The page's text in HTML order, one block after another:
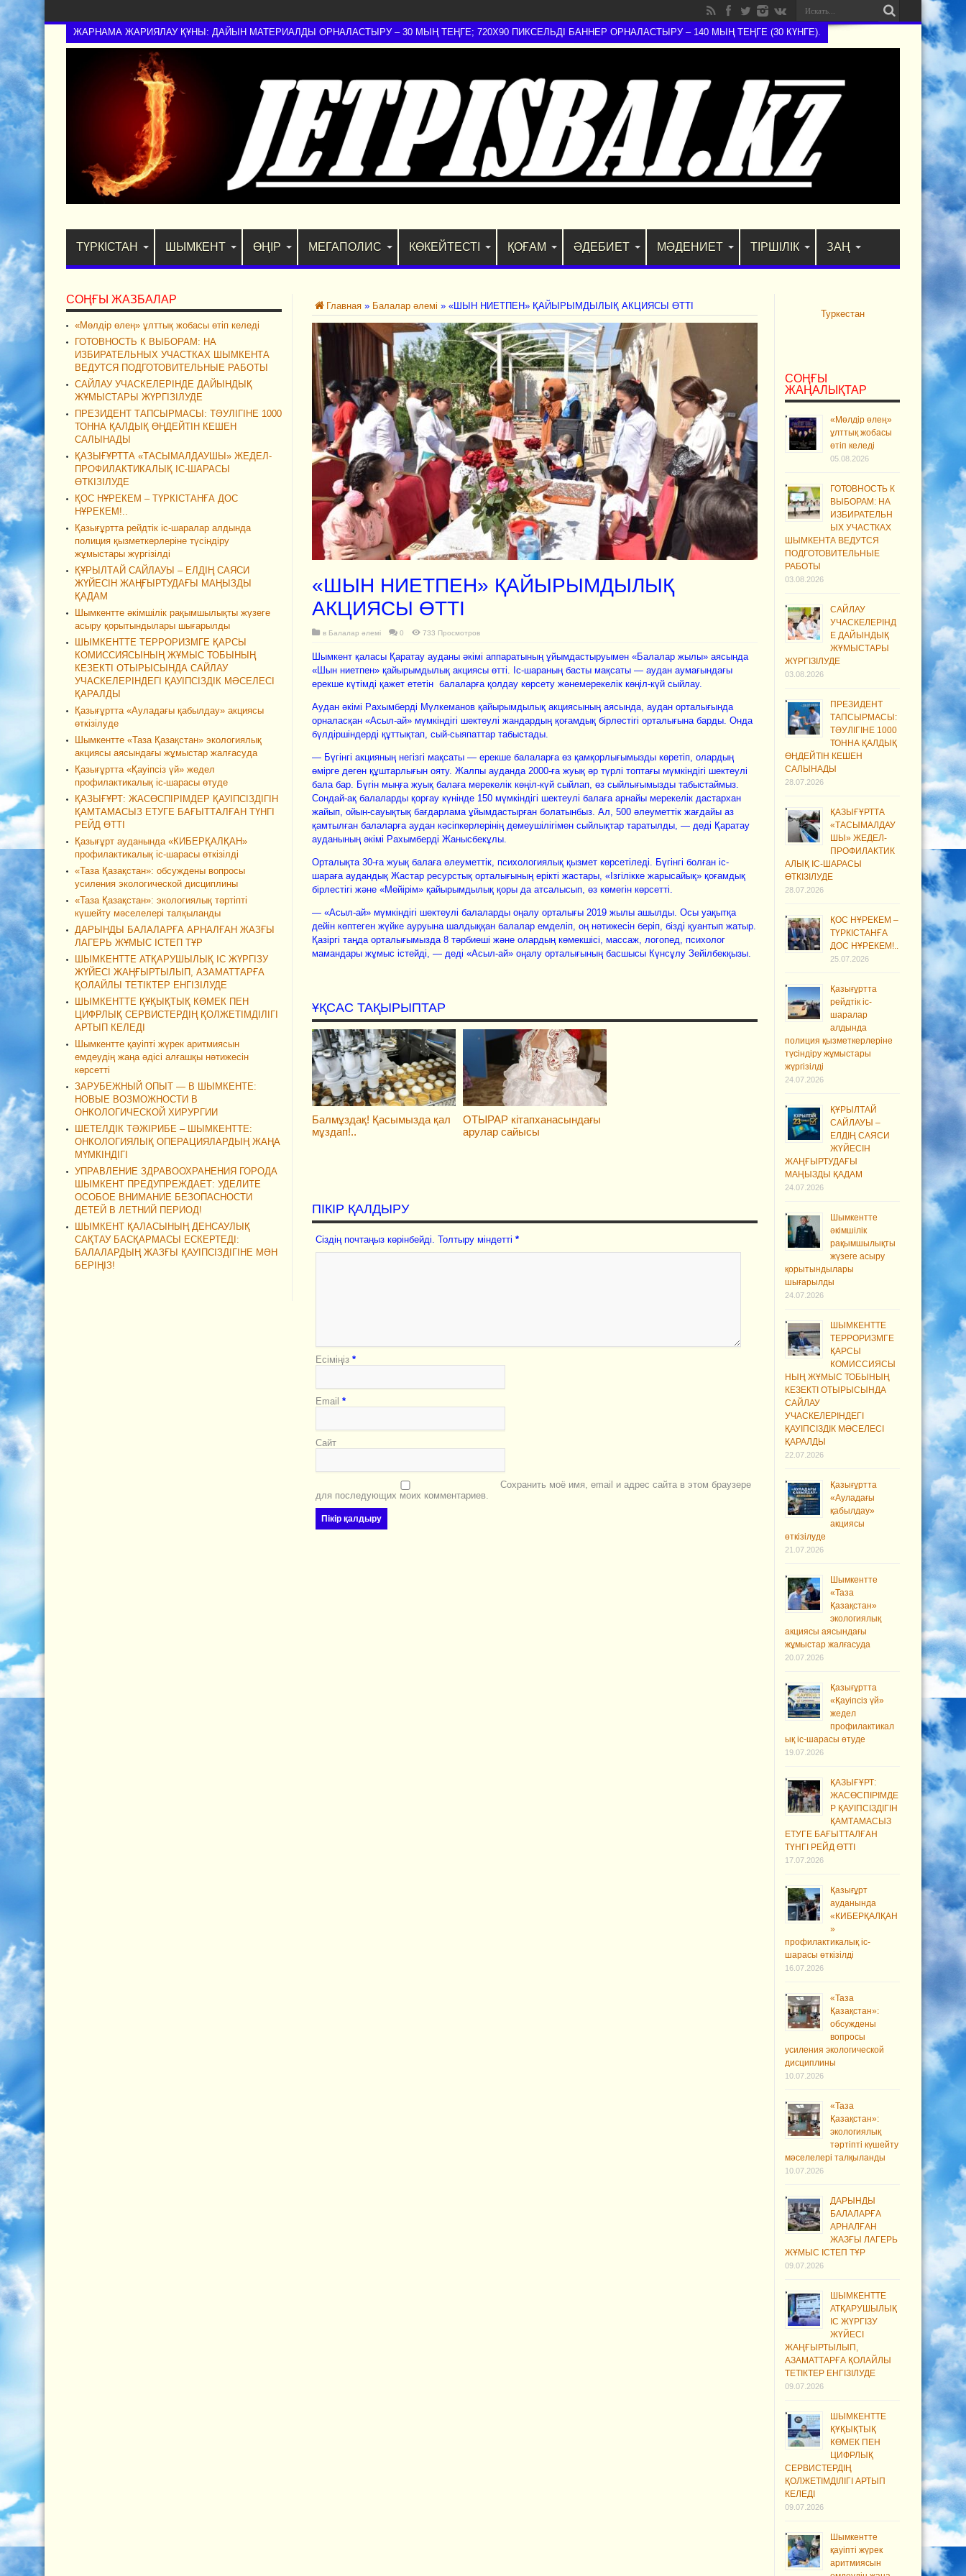
ЖАРНАМА ЖАРИЯЛАУ ҚҰНЫ: ДАЙЫН МАТЕРИАЛДЫ ОРНАЛАСТЫРУ – 30 МЫҢ ТЕҢГЕ; 720Х90 ПИКСЕЛЬДІ БАННЕР ОРНАЛАСТЫРУ – 140 МЫҢ ТЕҢГЕ (30 КҮНГЕ).
ТҮРКІСТАН ШЫМКЕНТ ӨҢІР МЕГАПОЛИС КӨКЕЙТЕСТІ ҚОҒАМ ӘДЕБИЕТ МӘДЕНИЕТ ТІРШІЛІК ЗАҢ
Главная » Балалар әлемі » «ШЫН НИЕТПЕН» ҚАЙЫРЫМДЫЛЫҚ АКЦИЯСЫ ӨТТІ
«ШЫН НИЕТПЕН» ҚАЙЫРЫМДЫЛЫҚ
АКЦИЯСЫ ӨТТІ
в Балалар әлемі 0 733 Просмотров
Шымкент қаласы Қаратау ауданы әкімі аппаратының ұйымдастыруымен «Балалар жылы» аясында
«Шын ниетпен» қайырымдылық акциясы өтті. Іс-шараның басты мақсаты — аудан аумағындағы
ерекше күтімді қажет ететін балаларға қолдау көрсету жәнемерекелік көңіл-күй сыйлау.
Аудан әкімі Рахымберді Мүлкеманов қайырымдылық акциясының аясында, аудан орталығында
орналасқан «Асыл-ай» мүмкіндігі шектеулі жандардың қоғамдық бірлестігі орталығына барды. Онда
бүлдіршіндерді құттықтап, сый-сыяпаттар табыстады.
— Бүгінгі акцияның негізгі мақсаты — ерекше балаларға өз қамқорлығымызды көретіп, олардың
өмірге деген құштарлығын ояту. Жалпы ауданда 2000-ға жуық әр түрлі топтағы мүмкіндігі шектеулі
бала бар. Бүгін мыңға жуық балаға мерекелік көңіл-күй сыйлап, өз сыйлығымызды табыстаймыз.
Сондай-ақ балаларды қорғау күнінде 150 мүмкіндігі шектеулі балаға арнайы мерекелік дастархан
жайып, ойын-сауықтық бағдарлама ұйымдастырған болатынбыз. Ал, 500 әлеуметтік жағдайы аз
қамтылған балаларға аудан кәсіпкерлерінің демеушілігімен сыйлықтар таратылды, — деді Қаратау
ауданының әкімі Рахымберді Жанысбекұлы.
Орталықта 30-ға жуық балаға әлеуметтік, психологиялық қызмет көрсетіледі. Бүгінгі болған іс-
шараға аудандық Жастар ресурстық орталығының ерікті жастары, «Ізгілікке жарысайық» қоғамдық
бірлестігі және «Мейірім» қайырымдылық қоры да атсалысып, өз көмегін көрсетті.
— «Асыл-ай» мүмкіндігі шектеулі балаларды оңалу орталығы 2019 жылы ашылды. Осы уақытқа
дейін көптеген жүйке ауруына шалдыққан балалар емделіп, оң нәтижесін беріп, бізді қуантып жатыр.
Қазіргі таңда орталығымызда 8 тәрбиеші және олардың көмекшісі, массаж, логопед, психолог
мамандары жұмыс істейді, — деді «Асыл-ай» оңалу орталығының басшысы Күнсұлу Зейілбекқызы.
ҰҚСАС ТАҚЫРЫПТАР
Балмұздақ! Қасымызда қал
мұздап!..
ОТЫРАР кітапханасындағы
арулар сайысы
ПІКІР ҚАЛДЫРУ
Сіздің почтаңыз көрінбейді. Толтыру міндетті *
Есіміңіз *
Email *
Сайт
Сохранить моё имя, email и адрес сайта в этом браузере
для последующих моих комментариев.
Туркестан
СОҢҒЫ
ЖАҢАЛЫҚТАР
«Мөлдір өлең»
ұлттық жобасы
өтіп келеді
05.08.2026
ГОТОВНОСТЬ К
ВЫБОРАМ: НА
ИЗБИРАТЕЛЬН
ЫХ УЧАСТКАХ
ШЫМКЕНТА ВЕДУТСЯ
ПОДГОТОВИТЕЛЬНЫЕ
РАБОТЫ
03.08.2026
САЙЛАУ
УЧАСКЕЛЕРІНД
Е ДАЙЫНДЫҚ
ЖҰМЫСТАРЫ
ЖҮРГІЗІЛУДЕ
03.08.2026
ПРЕЗИДЕНТ
ТАПСЫРМАСЫ:
ТӘУЛІГІНЕ 1000
ТОННА ҚАЛДЫҚ
ӨҢДЕЙТІН КЕШЕН
САЛЫНАДЫ
28.07.2026
ҚАЗЫҒҰРТТА
«ТАСЫМАЛДАУ
ШЫ» ЖЕДЕЛ-
ПРОФИЛАКТИК
АЛЫҚ ІС-ШАРАСЫ
ӨТКІЗІЛУДЕ
28.07.2026
ҚОС НҰРЕКЕМ –
ТҮРКІСТАНҒА
ДОС НҰРЕКЕМ!..
25.07.2026
Қазығұртта
рейдтік іс-
шаралар
алдында
полиция қызметкерлеріне
түсіндіру жұмыстары
жүргізілді
24.07.2026
ҚҰРЫЛТАЙ
САЙЛАУЫ –
ЕЛДІҢ САЯСИ
ЖҮЙЕСІН
ЖАҢҒЫРТУДАҒЫ
МАҢЫЗДЫ ҚАДАМ
24.07.2026
Шымкентте
әкімшілік
рақымшылықты
жүзеге асыру
қорытындылары
шығарылды
24.07.2026
ШЫМКЕНТТЕ
ТЕРРОРИЗМГЕ
ҚАРСЫ
КОМИССИЯСЫ
НЫҢ ЖҰМЫС ТОБЫНЫҢ
КЕЗЕКТІ ОТЫРЫСЫНДА
САЙЛАУ
УЧАСКЕЛЕРІНДЕГІ
ҚАУІПСІЗДІК МӘСЕЛЕСІ
ҚАРАЛДЫ
22.07.2026
Қазығұртта
«Ауладағы
қабылдау»
акциясы
өткізілуде
21.07.2026
Шымкентте
«Таза
Қазақстан»
экологиялық
акциясы аясындағы
жұмыстар жалғасуда
20.07.2026
Қазығұртта
«Қауіпсіз үй»
жедел
профилактикал
ық іс-шарасы өтуде
19.07.2026
ҚАЗЫҒҰРТ:
ЖАСӨСПІРІМДЕ
Р ҚАУІПСІЗДІГІН
ҚАМТАМАСЫЗ
ЕТУГЕ БАҒЫТТАЛҒАН
ТҮНГІ РЕЙД ӨТТІ
17.07.2026
Қазығұрт
ауданында
«КИБЕРҚАЛҚАН
»
профилактикалық іс-
шарасы өткізілді
16.07.2026
«Таза
Қазақстан»:
обсуждены
вопросы
усиления экологической
дисциплины
10.07.2026
«Таза
Қазақстан»:
экологиялық
тәртіпті күшейту
мәселелері талқыланды
10.07.2026
ДАРЫНДЫ
БАЛАЛАРҒА
АРНАЛҒАН
ЖАЗҒЫ ЛАГЕРЬ
ЖҰМЫС ІСТЕП ТҰР
09.07.2026
ШЫМКЕНТТЕ
АТҚАРУШЫЛЫҚ
ІС ЖҮРГІЗУ
ЖҮЙЕСІ
ЖАҢҒЫРТЫЛЫП,
АЗАМАТТАРҒА ҚОЛАЙЛЫ
ТЕТІКТЕР ЕНГІЗІЛУДЕ
09.07.2026
ШЫМКЕНТТЕ
ҚҰҚЫҚТЫҚ
КӨМЕК ПЕН
ЦИФРЛЫҚ
СЕРВИСТЕРДІҢ
ҚОЛЖЕТІМДІЛІГІ АРТЫП
КЕЛЕДІ
09.07.2026
Шымкентте
қауіпті жүрек
аритмиясын
СОҢҒЫ ЖАЗБАЛАР
«Мөлдір өлең» ұлттық жобасы өтіп келеді
ГОТОВНОСТЬ К ВЫБОРАМ: НА
ИЗБИРАТЕЛЬНЫХ УЧАСТКАХ ШЫМКЕНТА
ВЕДУТСЯ ПОДГОТОВИТЕЛЬНЫЕ РАБОТЫ
САЙЛАУ УЧАСКЕЛЕРІНДЕ ДАЙЫНДЫҚ
ЖҰМЫСТАРЫ ЖҮРГІЗІЛУДЕ
ПРЕЗИДЕНТ ТАПСЫРМАСЫ: ТӘУЛІГІНЕ 1000
ТОННА ҚАЛДЫҚ ӨҢДЕЙТІН КЕШЕН
САЛЫНАДЫ
ҚАЗЫҒҰРТТА «ТАСЫМАЛДАУШЫ» ЖЕДЕЛ-
ПРОФИЛАКТИКАЛЫҚ ІС-ШАРАСЫ
ӨТКІЗІЛУДЕ
ҚОС НҰРЕКЕМ – ТҮРКІСТАНҒА ДОС
НҰРЕКЕМ!..
Қазығұртта рейдтік іс-шаралар алдында
полиция қызметкерлеріне түсіндіру
жұмыстары жүргізілді
ҚҰРЫЛТАЙ САЙЛАУЫ – ЕЛДІҢ САЯСИ
ЖҮЙЕСІН ЖАҢҒЫРТУДАҒЫ МАҢЫЗДЫ
ҚАДАМ
Шымкентте әкімшілік рақымшылықты жүзеге
асыру қорытындылары шығарылды
ШЫМКЕНТТЕ ТЕРРОРИЗМГЕ ҚАРСЫ
КОМИССИЯСЫНЫҢ ЖҰМЫС ТОБЫНЫҢ
КЕЗЕКТІ ОТЫРЫСЫНДА САЙЛАУ
УЧАСКЕЛЕРІНДЕГІ ҚАУІПСІЗДІК МӘСЕЛЕСІ
ҚАРАЛДЫ
Қазығұртта «Ауладағы қабылдау» акциясы
өткізілуде
Шымкентте «Таза Қазақстан» экологиялық
акциясы аясындағы жұмыстар жалғасуда
Қазығұртта «Қауіпсіз үй» жедел
профилактикалық іс-шарасы өтуде
ҚАЗЫҒҰРТ: ЖАСӨСПІРІМДЕР ҚАУІПСІЗДІГІН
ҚАМТАМАСЫЗ ЕТУГЕ БАҒЫТТАЛҒАН ТҮНГІ
РЕЙД ӨТТІ
Қазығұрт ауданында «КИБЕРҚАЛҚАН»
профилактикалық іс-шарасы өткізілді
«Таза Қазақстан»: обсуждены вопросы
усиления экологической дисциплины
«Таза Қазақстан»: экологиялық тәртіпті
күшейту мәселелері талқыланды
ДАРЫНДЫ БАЛАЛАРҒА АРНАЛҒАН ЖАЗҒЫ
ЛАГЕРЬ ЖҰМЫС ІСТЕП ТҰР
ШЫМКЕНТТЕ АТҚАРУШЫЛЫҚ ІС ЖҮРГІЗУ
ЖҮЙЕСІ ЖАҢҒЫРТЫЛЫП, АЗАМАТТАРҒА
ҚОЛАЙЛЫ ТЕТІКТЕР ЕНГІЗІЛУДЕ
ШЫМКЕНТТЕ ҚҰҚЫҚТЫҚ КӨМЕК ПЕН
ЦИФРЛЫҚ СЕРВИСТЕРДІҢ ҚОЛЖЕТІМДІЛІГІ
АРТЫП КЕЛЕДІ
Шымкентте қауіпті жүрек аритмиясын
емдеудің жаңа әдісі алғашқы нәтижесін
көрсетті
ЗАРУБЕЖНЫЙ ОПЫТ — В ШЫМКЕНТЕ:
НОВЫЕ ВОЗМОЖНОСТИ В
ОНКОЛОГИЧЕСКОЙ ХИРУРГИИ
ШЕТЕЛДІК ТӘЖІРИБЕ – ШЫМКЕНТТЕ:
ОНКОЛОГИЯЛЫҚ ОПЕРАЦИЯЛАРДЫҢ ЖАҢА
МҮМКІНДІГІ
УПРАВЛЕНИЕ ЗДРАВООХРАНЕНИЯ ГОРОДА
ШЫМКЕНТ ПРЕДУПРЕЖДАЕТ: УДЕЛИТЕ
ОСОБОЕ ВНИМАНИЕ БЕЗОПАСНОСТИ
ДЕТЕЙ В ЛЕТНИЙ ПЕРИОД!
ШЫМКЕНТ ҚАЛАСЫНЫҢ ДЕНСАУЛЫҚ
САҚТАУ БАСҚАРМАСЫ ЕСКЕРТЕДІ:
БАЛАЛАРДЫҢ ЖАЗҒЫ ҚАУІПСІЗДІГІНЕ МӘН
БЕРІҢІЗ!